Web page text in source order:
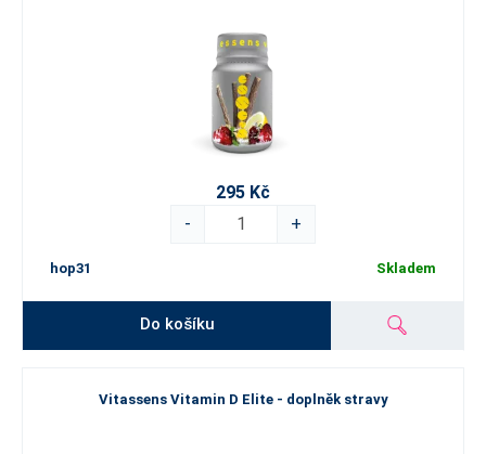
295 Kč
-
+
hop31 Skladem
Do košíku
Vitassens Vitamin D Elite - doplněk stravy